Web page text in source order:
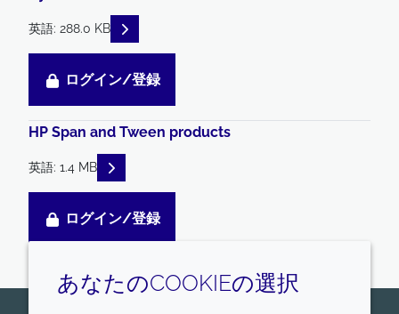
英語: 288.0 KB READ DESCRIPTIONS
ログイン/登録
HP Span and Tween products
英語: 1.4 MB READ DESCRIPTIONS
ログイン/登録
あなたのCOOKIEの選択